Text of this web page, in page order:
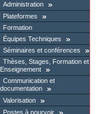
Administration
Plateformes
Formation
Équipes Techniques
Séminaires et conférences
Thèses, Stages, Formation et
Enseignement
Communication et
documentation
Valorisation
Postes à pourvoir